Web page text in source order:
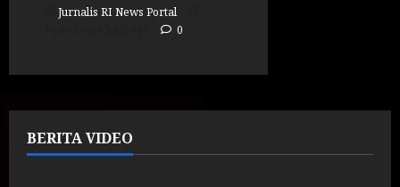
Jurnalis RI News Portal
0
BERITA VIDEO